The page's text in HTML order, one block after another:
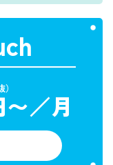
）
〜／月